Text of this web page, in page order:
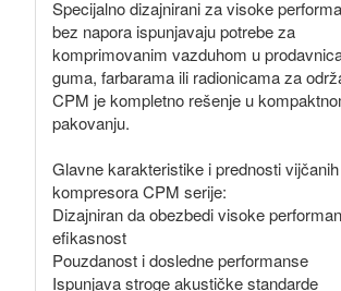
Specijalno dizajnirani za visoke
bez napora ispunjavaju potrebe za
komprimovanim vazduhom u
guma, farbarama ili radionicama za
CPM je kompletno rešenje u
pakovanju.
Glavne karakteristike i prednosti vijčanih
kompresora CPM serije:
Dizajniran da obezbedi visoke
efikasnost
Pouzdanost i dosledne performanse
Ispunjava stroge akustičke standarde